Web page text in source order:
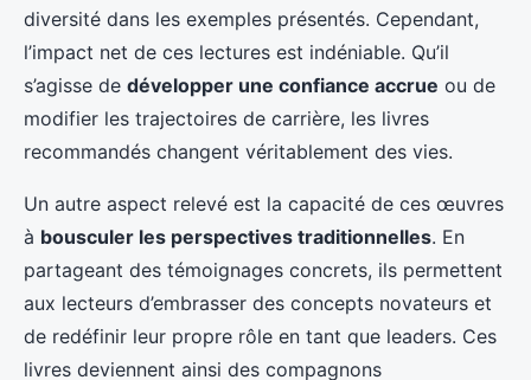
diversité dans les exemples présentés. Cependant,
l’impact net de ces lectures est indéniable. Qu’il
s’agisse de développer une confiance accrue ou de
modifier les trajectoires de carrière, les livres
recommandés changent véritablement des vies.
Un autre aspect relevé est la capacité de ces œuvres
à bousculer les perspectives traditionnelles. En
partageant des témoignages concrets, ils permettent
aux lecteurs d’embrasser des concepts novateurs et
de redéfinir leur propre rôle en tant que leaders. Ces
livres deviennent ainsi des compagnons